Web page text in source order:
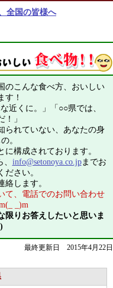
のこんな食べ方、おいしい
す！
近くに。」「○○県では、
」
られていない、あなたの身
。
構成されております。
info@setonoya.co.jpまでお
ださい。
絡します。
て、電話でのお問い合わせ
_)m
限りお答えしたいと思いま
最終更新日 2015年4月22日